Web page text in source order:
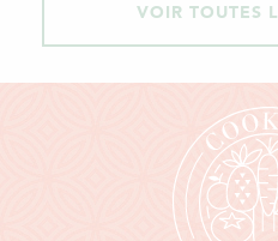
VOIR TOUTES